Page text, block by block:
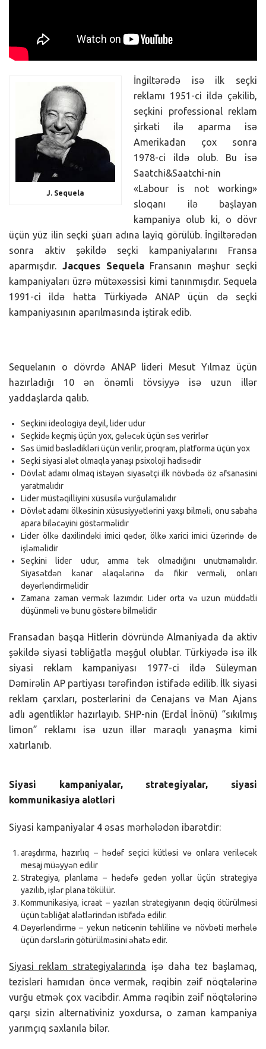
J. Sequela
İngiltərədə isə ilk seçki
reklamı 1951-ci ildə çəkilib,
seçkini professional reklam
şirkəti ilə aparma isə
Amerikadan çox sonra
1978-ci ildə olub. Bu isə
Saatchi&Saatchi-nin
«Labour is not working»
sloqanı ilə başlayan
kampaniya olub ki, o dövr
üçün yüz ilin seçki şüarı adına layiq görülüb. İngiltərədən
sonra aktiv şəkildə seçki kampaniyalarını Fransa
aparmışdır. Jacques SequelaFransanın məşhur seçki
kampaniyaları üzrə mütəxəssisi kimi tanınmışdır. Sequela
1991-ci ildə hətta Türkiyədə ANAP üçün də seçki
kampaniyasının aparılmasında iştirak edib.
Sequelanın o dövrdə ANAP lideri Mesut Yılmaz üçün
hazırladığı 10 ən önəmli tövsiyyə isə uzun illər
yaddaşlarda qalıb.
Seçkini ideologiya deyil, lider udur
Seçkidə keçmiş üçün yox, gələcək üçün səs verirlər
Səs ümid bəslədikləri üçün verilir, proqram, platforma üçün yox
Seçki siyasi alət olmaqla yanaşı psixoloji hadisədir
Dövlət adamı olmaq istəyən siyasətçi ilk növbədə öz əfsanəsini
yaratmalıdır
Lider müstəqilliyini xüsusilə vurğulamalıdır
Dövlət adamı ölkəsinin xüsusiyyətlərini yaxşı bilməli, onu sabaha
apara biləcəyini göstərməlidir
Lider ölkə daxilindəki imici qədər, ölkə xarici imici üzərində də
işləməlidir
Seçkini lider udur, amma tək olmadığını unutmamalıdır.
Siyasətdən kənar əlaqələrinə də fikir verməli, onları
dəyərləndirməlidir
Zamana zaman vermək lazımdır. Lider orta və uzun müddətli
düşünməli və bunu göstərə bilməlidir
Fransadan başqa Hitlerin dövründə Almaniyada da aktiv
şəkildə siyasi təbliğatla məşğul olublar. Türkiyədə isə ilk
siyasi reklam kampaniyası 1977-ci ildə Süleyman
Dəmirəlin AP partiyası tərəfindən istifadə edilib. İlk siyasi
reklam çarxları, posterlərini də Cenajans və Man Ajans
adlı agentliklər hazırlayıb. SHP-nin (Erdal İnönü) “sıkılmış
limon” reklamı isə uzun illər maraqlı yanaşma kimi
xatırlanıb.
Siyasi kampaniyalar, strategiyalar, siyasi
kommunikasiya alətləri
Siyasi kampaniyalar 4 əsas mərhələdən ibarətdir:
araşdırma, hazırlıq – hədəf seçici kütləsi və onlara veriləcək
mesaj müəyyən edilir
Strategiya, planlama – hədəfə gedən yollar üçün strategiya
yazılıb, işlər plana tökülür.
Kommunikasiya, icraat – yazılan strategiyanın dəqiq ötürülməsi
üçün təbliğat alətlərindən istifadə edilir.
Dəyərləndirmə – yekun nəticənin təhlilinə və növbəti mərhələ
üçün dərslərin götürülməsini əhatə edir.
Siyasi reklam strategiyalarında işə daha tez başlamaq,
tezisləri hamıdan öncə vermək, rəqibin zəif nöqtələrinə
vurğu etmək çox vacibdir. Amma rəqibin zəif nöqtələrinə
qarşı sizin alternativiniz yoxdursa, o zaman kampaniya
yarımçıq saxlanıla bilər.